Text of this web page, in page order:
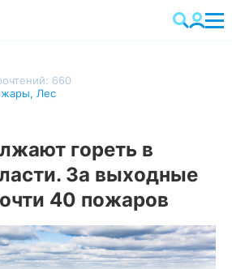
660
, Лес
гореть в
За выходные
40 пожаров